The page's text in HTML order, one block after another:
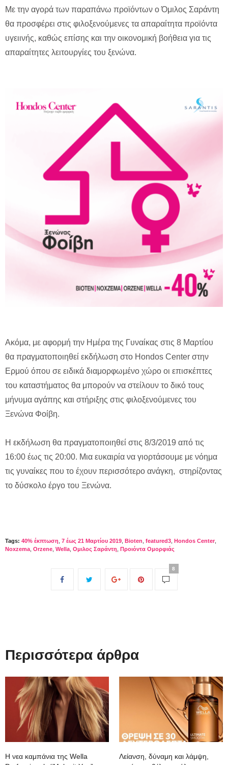
Με την αγορά των παραπάνω προϊόντων ο Όμιλος Σαράντη
θα προσφέρει στις φιλοξενούμενες τα απαραίτητα προϊόντα
υγειινής, καθώς επίσης και την οικονομική βοήθεια για τις
απαραίτητες λειτουργίες του ξενώνα.
Ακόμα, με αφορμή την Ημέρα της Γυναίκας στις 8 Μαρτίου
θα πραγματοποιηθεί εκδήλωση στο Hondos Center στην
Ερμού όπου σε ειδικά διαμορφωμένο χώρο οι επισκέπτες
του καταστήματος θα μπορούν να στείλουν το δικό τους
μήνυμα αγάπης και στήριξης στις φιλοξενούμενες του
Ξενώνα Φοίβη.
Η εκδήλωση θα πραγματοποιηθεί στις 8/3/2019 από τις
16:00 έως τις 20:00. Μια ευκαιρία να γιορτάσουμε με νόημα
τις γυναίκες που το έχουν περισσότερο ανάγκη, στηρίζοντας
το δύσκολο έργο του Ξενώνα.
Tags: 40% έκπτωση 7 έως 21 Μαρτίου 2019 Bioten featured3 Hondos Center
Noxzema Orzene Wella Ομιλος Σαράντη Προιόντα Ομορφιάς
8
Περισσότερα άρθρα
Η νεα καμπάνια της Wella
Λείανση, δύναμη και λάμψη,